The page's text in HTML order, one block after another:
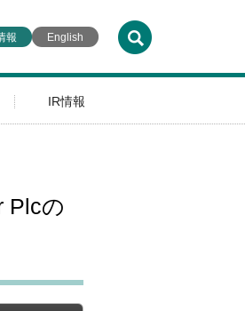
報 English
IR情報
Plcの